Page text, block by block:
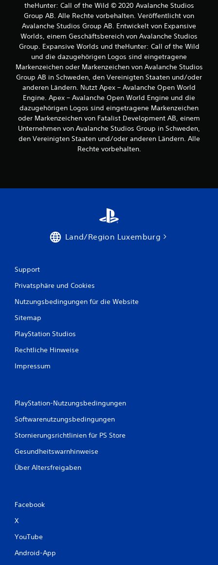
g
e
O
p
t
i
o
n
e
n
f
ü
r
d
i
e
S
t
w
e
g
n
i
l
b
r
h
l
l
theHunter: Call of the Wild © 2020 Avalanche Studios
Group AB. Alle Rechte vorbehalten. Veröffentlicht von
Avalanche Studios Group AB. Entwickelt von Expansive
Worlds, einem Geschäftsbereich von Avalanche Studios
Group. Expansive Worlds und theHunter: Call of the Wild
und die dazugehörigen Logos sind eingetragene
Markenzeichen oder Markenzeichen von Avalanche Studios
Group AB in Schweden, den Vereinigten Staaten und/oder
anderen Ländern. Nutzt Apex – Avalanche Open World
Engine. Apex – Avalanche Open World Engine und die
dazugehörigen Logos sind eingetragene Markenzeichen
oder Markenzeichen von Fatalist Development AB, einem
Unternehmen von Avalanche Studios Group in Schweden,
den Vereinigten Staaten und/oder anderen Ländern. Alle
Rechte vorbehalten.
Land/Region Luxemburg
Support
Privatsphäre und Cookies
Nutzungsbedingungen für die Website
Sitemap
PlayStation Studios
Rechtliche Hinweise
Impressum
PlayStation-Nutzungsbedingungen
Softwarenutzungsbedingungen
Stornierungsrichtlinien für PS Store
Gesundheitswarnhinweise
Über Altersfreigaben
Facebook
X
YouTube
Android-App